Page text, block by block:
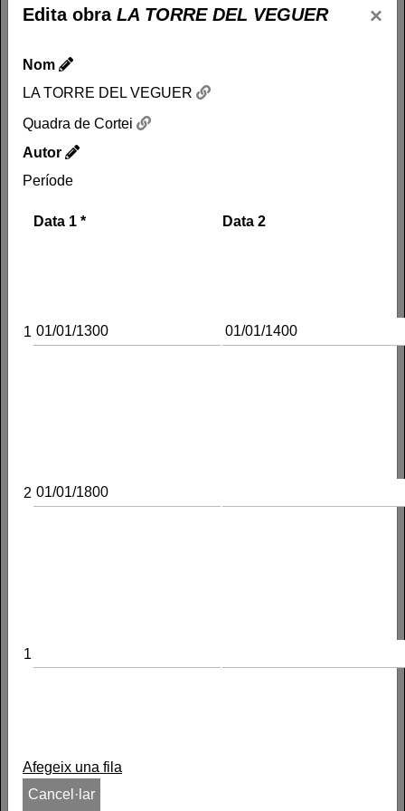
Edita obra LA TORRE DEL VEGUER ×
Nom
LA TORRE DEL VEGUER
Quadra de Cortei
Autor
Període
Data 1 * Data 2
1
2
1
Afegeix una fila
Cancel·lar
Autor
Tipus
Monument